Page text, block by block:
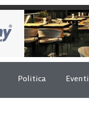
Politica Eventi